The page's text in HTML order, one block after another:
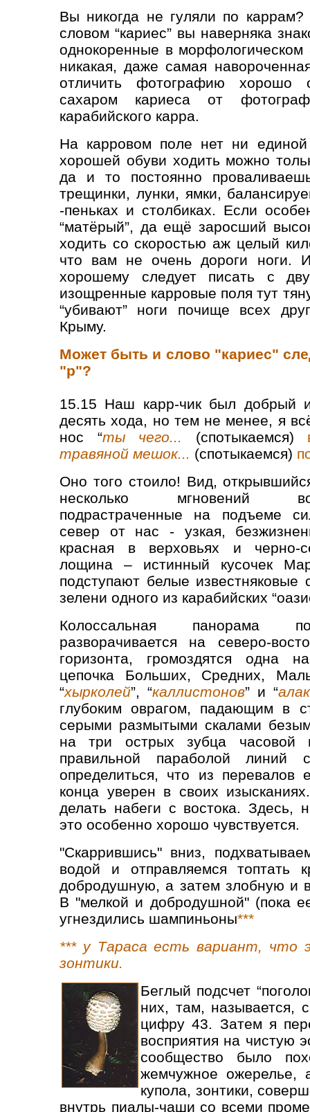
Вы никогда не гуляли по
словом “кариес” вы наверняка
однокоренные в
никакая, даже самая
отличить фотографию хорошо
сахаром кариеса от
карабийского карра.
На карровом поле нет ни
хорошей обуви ходить можно
да и то постоянно
трещинки, лунки, ямки,
-пеньках и столбиках. Если
“матёрый”, да ещё заросший
ходить со скоростью аж целый
что вам не очень дороги ноги.
хорошему следует писать с
изощренные карровые поля тут
“убивают” ноги почище всех
Крыму.
Может быть и слово "кариес"
"р"?
15.15 Наш карр-чик был добрый
десять хода, но тем не менее, я
нос “ты чего... (спотыкаемся)
травяной мешок... (спотыкаемся)
Оно того стоило! Вид,
несколько мгновений
подрастраченные на подъеме
север от нас - узкая,
красная в верховьях и черно-
лощина – истинный кусочек
подступают белые
зелени одного из карабийских
Колоссальная панорама
разворачивается на северо-
горизонта, громоздятся одна
цепочка Больших, Средних,
“хырколей”, “каллистонов” и “
глубоким оврагом, падающим в
серыми размытыми скалами
на три острых зубца часовой
правильной параболой линий
определиться, что из
конца уверен в своих
делать набеги с востока. Здесь,
это особенно хорошо чувствуется.
"Скаррившись" вниз,
водой и отправляемся топтать
добродушную, а затем злобную и
В "мелкой и добродушной" (пока
угнездились шампиньоны***
*** у Тараса есть вариант, что
зонтики.
Беглый подсчет
них, там, называется,
цифру 43. Затем я
восприятия на чистую
сообщество было
жемчужное ожерелье,
купола, зонтики,
внутрь пиалы-чаши со всеми